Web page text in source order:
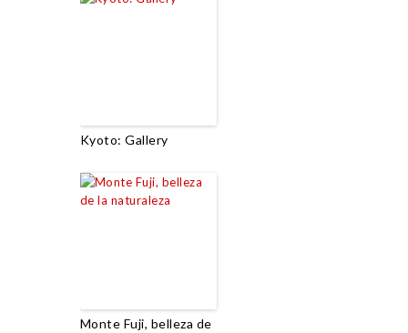
Kyoto: Gallery
Monte Fuji, belleza de